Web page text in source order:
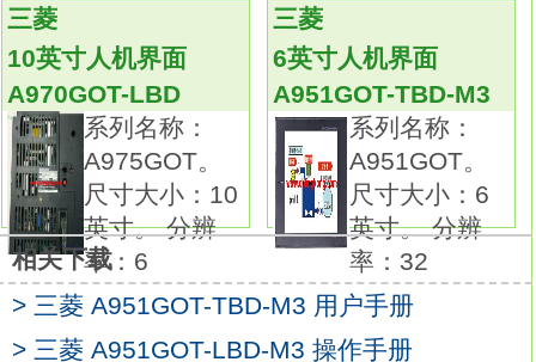
以下,10ms以下。
额定输入电压/电流：DC12V/11mA。
输出形式：晶体管输出，漏型。
输出点数：16点。
OFF时泄漏电流：0.1mA以下。
输出保护功能：无。
额定负载电压/电流：DC12V/0.5A。
外部连接：1线式/1线式。
可以根据外部的连接方式和外部设备的输入输
出规格，
从丰富的产品阵容中选择。
三菱
10英寸人机界面
A970GOT-LBD
系列名称：
A975GOT。
尺寸大小：10
英寸。 分辨
率：6
三菱
6英寸人机界面
A951GOT-TBD-M3
系列名称：
A951GOT。
尺寸大小：6
英寸。 分辨
率：32
相关下载
> 三菱 A951GOT-TBD-M3 用户手册
> 三菱 A951GOT-LBD-M3 操作手册